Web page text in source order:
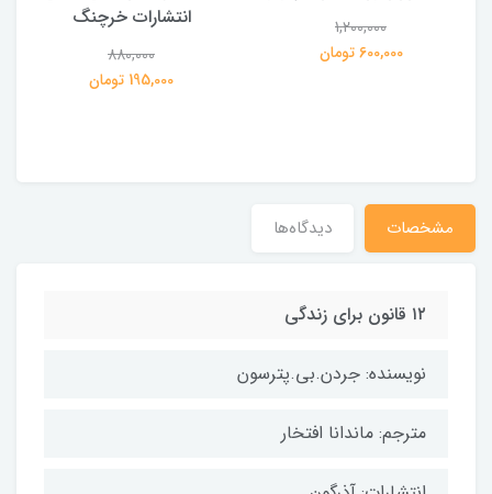
1,200,000
600,000 تومان
انتشارات خرچنگ
880,000
195,000 تومان
مشخصات دیدگاه‌ها
۱۲ قانون برای زندگی
نویسنده: جردن.بی.پترسون
مترجم: ماندانا افتخار